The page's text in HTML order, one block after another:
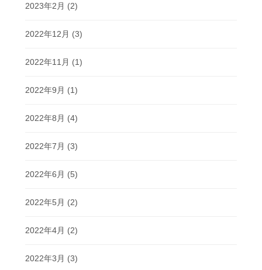
2023年2月 (2)
2022年12月 (3)
2022年11月 (1)
2022年9月 (1)
2022年8月 (4)
2022年7月 (3)
2022年6月 (5)
2022年5月 (2)
2022年4月 (2)
2022年3月 (3)